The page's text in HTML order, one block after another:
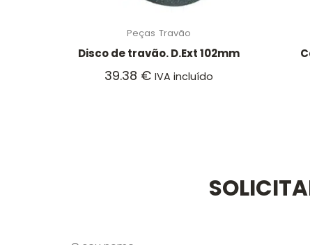
Peças Travão
Disco de travão. D.Ext 102mm
39.38 € IVA incluído